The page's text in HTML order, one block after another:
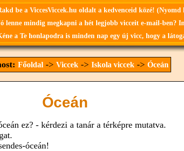
be a ViccesViccek.hu oldalt a kedvenceid közé!
lenne mindig megkapni a hét legjobb vicceit e-mail-ben?
a Te honlapodra is minden nap egy új vicc, hogy a
Főoldal-> Viccek-> Iskola viccek-> Óceán
Óceán
ez? - kérdezi a tanár a térképre mutatva.
óceán!